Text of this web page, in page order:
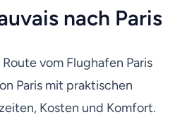
nach Paris
vom Flughafen Paris
Paris mit praktischen
Kosten und Komfort.